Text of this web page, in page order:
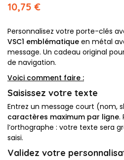
10,75 €
Personnalisez votre porte-clés
VSC1 emblématique en métal
message. Un cadeau original
de navigation.
Voici comment faire :
Saisissez votre texte
Entrez un message court (nom,
caractères maximum par ligne.
l’orthographe : votre texte sera
saisi.
Validez votre